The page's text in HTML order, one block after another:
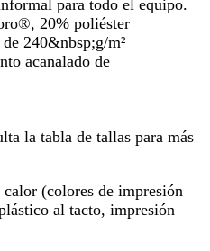
para todo el equipo.
20% poliéster
240&nbsp;g/m²
acanalado de
la tabla de tallas para más
(colores de impresión
al tacto, impresión